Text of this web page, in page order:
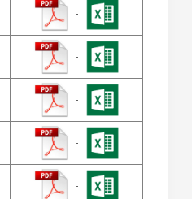
-
-
-
-
-